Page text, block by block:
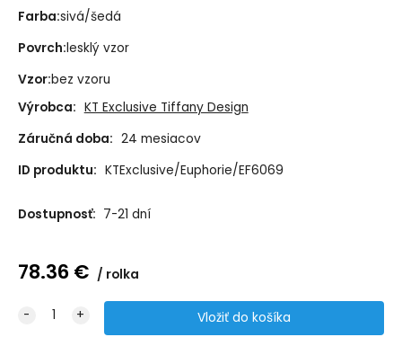
Farba:sivá/šedá
Povrch:lesklý vzor
Vzor:bez vzoru
Výrobca: KT Exclusive Tiffany Design
Záručná doba: 24 mesiacov
ID produktu: KTExclusive/Euphorie/EF6069
Dostupnosť: 7-21 dní
78.36 € rolka